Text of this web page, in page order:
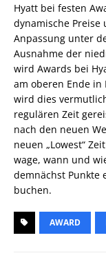
Hyatt bei festen
dynamische
Anpassung unter
Ausnahme der
wird Awards bei
am oberen Ende in
wird dies
regulären Zeit
nach den neuen
neuen „Lowest“
wage, wann und
demnächst Punkte
buchen.
AWARD